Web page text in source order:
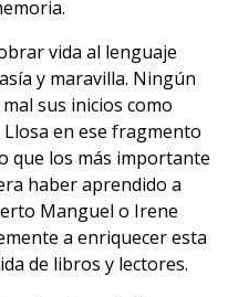
vida al lenguaje
y maravilla. Ningún
sus inicios como
en ese fragmento
que los más importante
haber aprendido a
Manguel o Irene
a enriquecer esta
de libros y lectores.